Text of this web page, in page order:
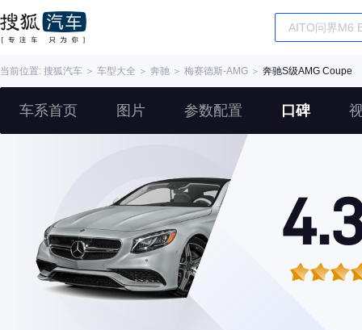
当前位置: 搜狐汽车 ＞ 车型大全 ＞ 奔驰 ＞ 梅赛德斯-AMG ＞ 奔驰S级AMG Coupe
车系首页 图片 参数配置 口碑